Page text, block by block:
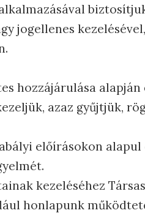
jogellenes
hozzájárulása alapján
azaz gyűjtjük,
előírásokon
kezeléséhez
honlapunk